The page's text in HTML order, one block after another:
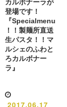
カルボナーラが
登場です！
『Specialmenu
！！製麺所直送
生パスタ！！マ
ルシェのふわと
ろカルボナー
ラ』
2017.06.17